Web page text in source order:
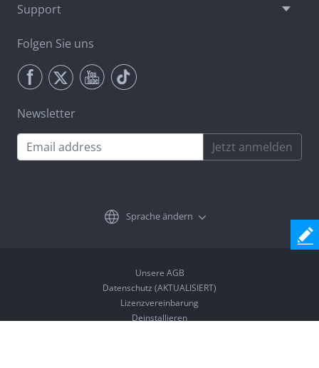
Support
Folgen Sie uns
Newsletter
Jetzt anmelden
Sprache ändern
Unsere AGB
Datenschutz (AKTUALISIERT)
Lizenzvereinbarung
Deinstallieren